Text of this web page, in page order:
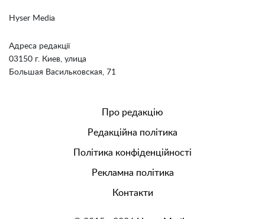
Hyser Media
Адреса редакції
03150 г. Киев, улица
Большая Васильковская, 71
Про редакцію
Редакційна політика
Політика конфіденційності
Рекламна політика
Контакти